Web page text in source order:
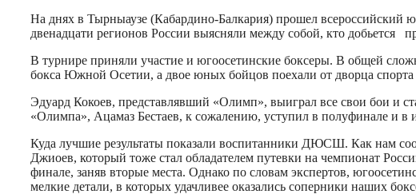
Print
На днях в Тырныаузе (Кабардино-Балкария) прошел
двенадцати регионов России выясняли между собой, кто добьется
В турнире приняли участие и югоосетинские боксеры. В общей
бокса Южной Осетии, а двое юных бойцов поехали от дворца
Эдуард Кокоев, представлявший «Олимп», выиграл все свои бои и
«Олимпа», Ацамаз Бестаев, к сожалению, уступил в полуфинале и в
Куда лучшие результаты показали воспитанники ДЮСШ. Как нам
Джиоев, который тоже стал обладателем путевки на чемпионат
финале, заняв вторые места. Однако по словам экспертов,
мелкие детали, в которых удачливее оказались соперники наших